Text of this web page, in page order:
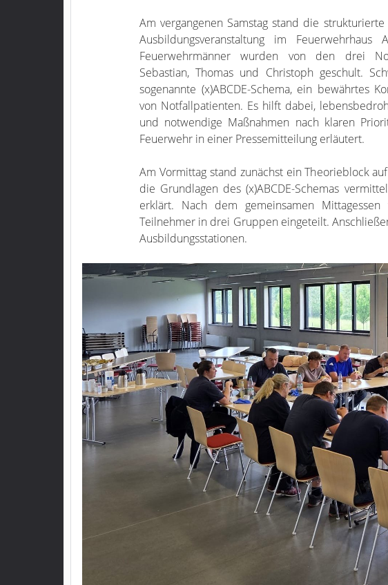
Am vergangenen Samstag stand die
Ausbildungsveranstaltung im
Feuerwehrmänner wurden von den drei
Sebastian, Thomas und Christoph geschult.
sogenannte (x)ABCDE-Schema, ein bewährtes
von Notfallpatienten. Es hilft dabei,
und notwendige Maßnahmen nach klaren
Feuerwehr in einer Pressemitteilung erläutert.
Am Vormittag stand zunächst ein Theorieblock
die Grundlagen des (x)ABCDE-Schemas
erklärt. Nach dem gemeinsamen
Teilnehmer in drei Gruppen eingeteilt.
Ausbildungsstationen.